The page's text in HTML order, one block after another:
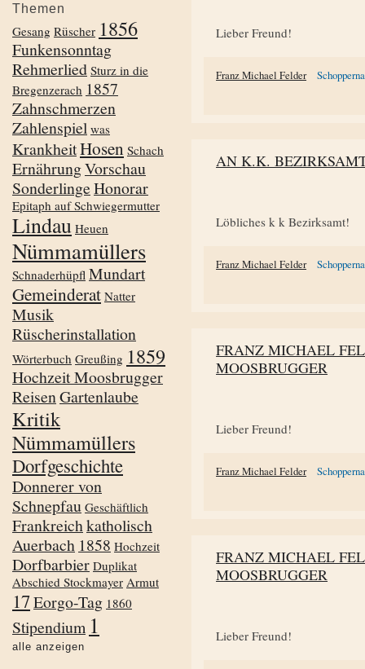
Lieber Freund!
Franz Michael Felder
AN K.K.
Löbliches k k Bezirksamt!
Franz Michael Felder
FRANZ MICHAEL
MOOSBRUGGER
Lieber Freund!
Franz Michael Felder
FRANZ MICHAEL
MOOSBRUGGER
Lieber Freund!
Themen
Gesang Rüscher 1856
Funkensonntag
Rehmerlied Sturz in die
Bregenzerach 1857
Zahnschmerzen
Zahlenspiel was
KrankheitHosen Schach
ErnährungVorschau
SonderlingeHonorar
Epitaph auf Schwiegermutter
Lindau Heuen
Nümmamüllers
Schnaderhüpfl Mundart
Gemeinderat Natter
Musik
Rüscherinstallation
Wörterbuch Greußing 1859
Hochzeit Moosbrugger
ReisenGartenlaube
Kritik
Nümmamüllers
Dorfgeschichte
Donnerer von
Schnepfau Geschäftlich
Frankreichkatholisch
Auerbach 1858 Hochzeit
Dorfbarbier Duplikat
Abschied Stockmayer Armut
17Eorgo-Tag 1860
Stipendium 1
alle anzeigen